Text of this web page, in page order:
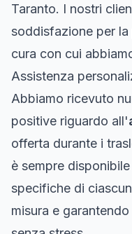
Taranto. I nostri
soddisfazione per
cura con cui
Assistenza
Abbiamo ricevuto
positive riguardo all'
offerta durante i
è sempre
specifiche di
misura e